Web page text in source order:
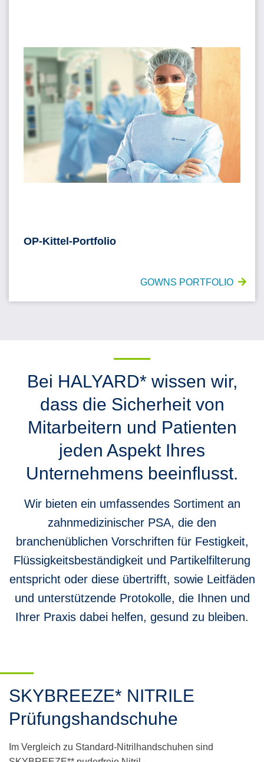
OP-Kittel-Portfolio
GOWNS PORTFOLIO
Bei HALYARD* wissen wir,
dass die Sicherheit von
Mitarbeitern und Patienten
jeden Aspekt Ihres
Unternehmens beeinflusst.
Wir bieten ein umfassendes Sortiment an
zahnmedizinischer PSA, die den
branchenüblichen Vorschriften für Festigkeit,
Flüssigkeitsbeständigkeit und Partikelfilterung
entspricht oder diese übertrifft, sowie Leitfäden
und unterstützende Protokolle, die Ihnen und
Ihrer Praxis dabei helfen, gesund zu bleiben.
SKYBREEZE* NITRILE
Prüfungshandschuhe
Im Vergleich zu Standard-Nitrilhandschuhen sind